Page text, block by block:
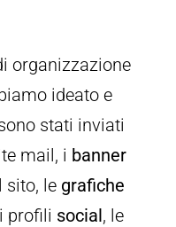
organizzazione
ideato e
stati inviati
mail, i banner
sito, le grafiche
profili social, le